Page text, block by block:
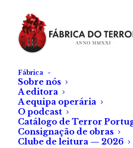
Fábrica
Sobre nós
A editora
A equipa operária
O podcast
Catálogo de Terror
Consignação de obras
Clube de leitura — 2026